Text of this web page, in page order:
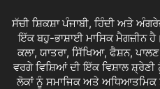
ਸੱਚੀ ਸ਼ਿਕਸ਼ਾ ਪੰਜਾਬੀ, ਹਿੰਦੀ ਅਤੇ
ਇੱਕ ਬਹੁ-ਭਾਸ਼ਾਈ ਮਾਸਿਕ ਮੈਗਜ਼ੀਨ
ਕਲਾ, ਯਾਤਰਾ, ਸਿੱਖਿਆ, ਫੈਸ਼ਨ,
ਵਰਗੇ ਵਿਸ਼ਿਆਂ ਦੀ ਇੱਕ ਵਿਸ਼ਾਲ
ਲੋਕਾਂ ਨੂੰ ਸਮਾਜਿਕ ਅਤੇ ਅਧਿਆਤਮਿਕ